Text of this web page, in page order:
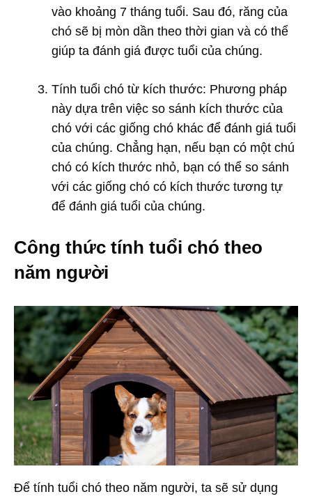
vào khoảng 7 tháng tuổi. Sau đó, răng của
chó sẽ bị mòn dần theo thời gian và có thể
giúp ta đánh giá được tuổi của chúng.
Tính tuổi chó từ kích thước: Phương pháp
này dựa trên việc so sánh kích thước của
chó với các giống chó khác để đánh giá tuổi
của chúng. Chẳng hạn, nếu bạn có một chú
chó có kích thước nhỏ, bạn có thể so sánh
với các giống chó có kích thước tương tự
để đánh giá tuổi của chúng.
Công thức tính tuổi chó theo
năm người
Để tính tuổi chó theo năm người, ta sẽ sử dụng